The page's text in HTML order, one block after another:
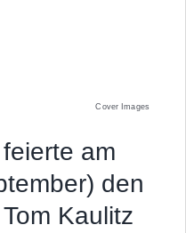
Cover Images
am
den
Kaulitz